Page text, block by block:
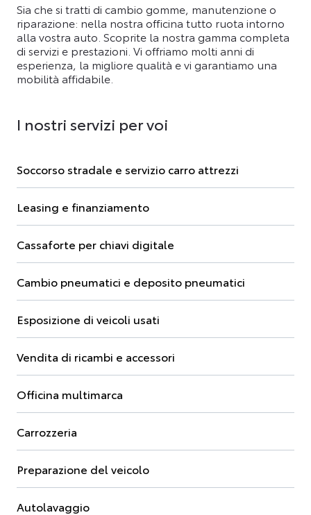
Sia che si tratti di cambio gomme, manutenzione o
riparazione: nella nostra officina tutto ruota intorno
alla vostra auto. Scoprite la nostra gamma completa
di servizi e prestazioni. Vi offriamo molti anni di
esperienza, la migliore qualità e vi garantiamo una
mobilità affidabile.
I nostri servizi per voi
Soccorso stradale e servizio carro attrezzi
Leasing e finanziamento
Cassaforte per chiavi digitale
Cambio pneumatici e deposito pneumatici
Esposizione di veicoli usati
Vendita di ricambi e accessori
Officina multimarca
Carrozzeria
Preparazione del veicolo
Autolavaggio